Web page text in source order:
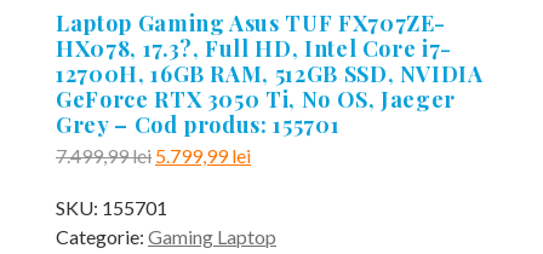
Laptop Gaming Asus TUF FX707ZE-
HX078, 17.3?, Full HD, Intel Core i7-
12700H, 16GB RAM, 512GB SSD, NVIDIA
GeForce RTX 3050 Ti, No OS, Jaeger
Grey – Cod produs: 155701
7.499,99lei Prețul
a
fost:
5.799,99leiPrețul
5.799,99 lei.
SKU: 155701
Categorie: Gaming Laptop